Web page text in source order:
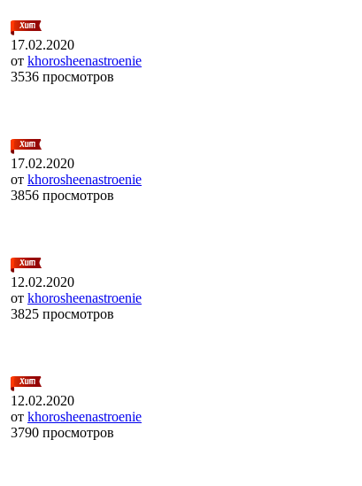
17.02.2020
от khorosheenastroenie
3536 просмотров
17.02.2020
от khorosheenastroenie
3856 просмотров
12.02.2020
от khorosheenastroenie
3825 просмотров
12.02.2020
от khorosheenastroenie
3790 просмотров